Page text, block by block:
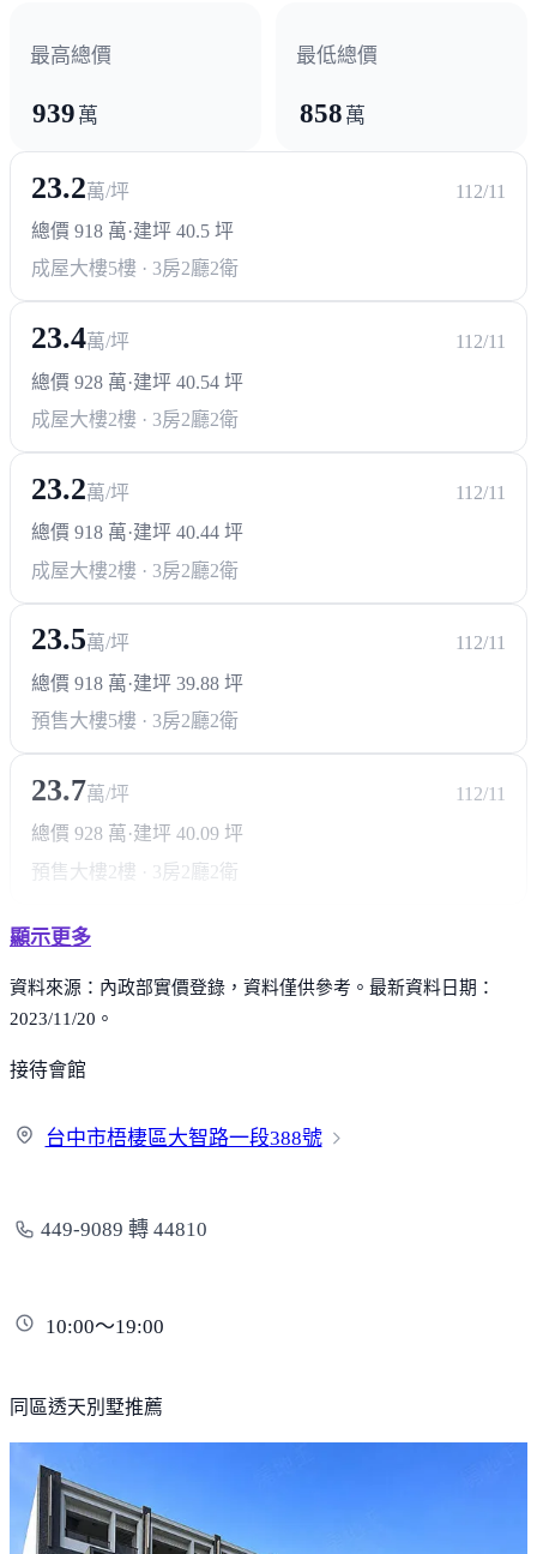
童綜合醫院
政府機構
最高總價
939 萬
最低總價
858 萬
23.2萬/坪
112/11
總價 918 萬·建坪 40.5 坪
成屋大樓5樓 · 3房2廳2衛
23.4萬/坪
112/11
總價 928 萬·建坪 40.54 坪
成屋大樓2樓 · 3房2廳2衛
23.2萬/坪
112/11
總價 918 萬·建坪 40.44 坪
成屋大樓2樓 · 3房2廳2衛
23.5萬/坪
112/11
總價 918 萬·建坪 39.88 坪
預售大樓5樓 · 3房2廳2衛
23.7萬/坪
112/11
總價 928 萬 ·建坪 40.09 坪
預售大樓 2樓 · 3房2廳2衛
顯示更多
資料來源：內政部實價登錄，資料僅供參考。最新資料日期：
2023/11/20。
接待會館
台中市梧棲區大智路一段388號
449-9089 轉 44810
10:00～19:00
同區透天別墅推薦